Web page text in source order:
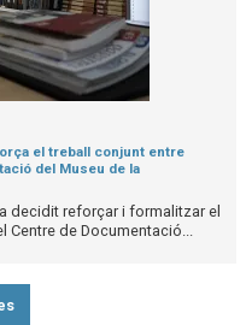
el treball conjunt entre
del Museu de la
decidit reforçar i formalitzar el
de Documentació...